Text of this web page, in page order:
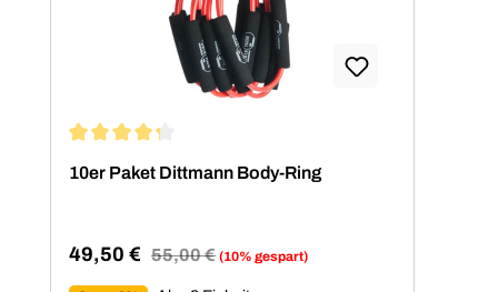
10er Paket Dittmann Body-Ring
Verkaufspreis:
49,50 € Regulärer Preis:
55,00 € (10% gespart)